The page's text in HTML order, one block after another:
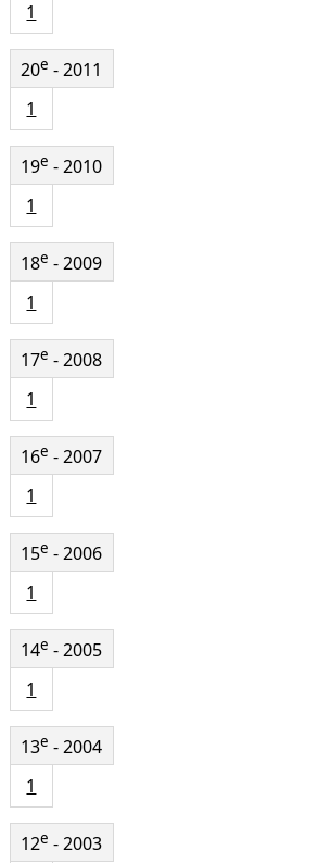
1
20e - 2011
1
19e - 2010
1
18e - 2009
1
17e - 2008
1
16e - 2007
1
15e - 2006
1
14e - 2005
1
13e - 2004
1
12e - 2003